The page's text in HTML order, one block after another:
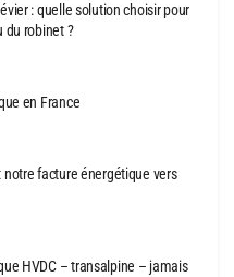
: quelle solution choisir pour
du robinet ?
en France
notre facture énergétique vers
HVDC – transalpine – jamais